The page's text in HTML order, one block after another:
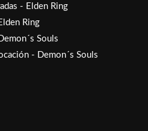
- Elden Ring
Ring
Souls
- Demon´s Souls